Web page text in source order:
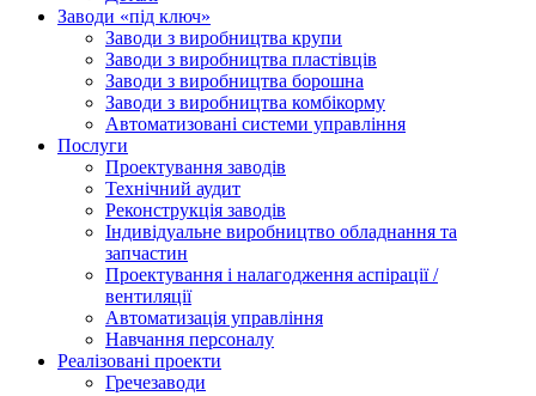
Заводи «під ключ»
Заводи з виробництва крупи
Заводи з виробництва пластівців
Заводи з виробництва борошна
Заводи з виробництва комбікорму
Автоматизовані системи управління
Послуги
Проектування заводів
Технічний аудит
Реконструкція заводів
Індивідуальне виробництво обладнання та
запчастин
Проектування і налагодження аспірації /
вентиляції
Автоматизація управління
Навчання персоналу
Реалізовані проекти
Гречезаводи